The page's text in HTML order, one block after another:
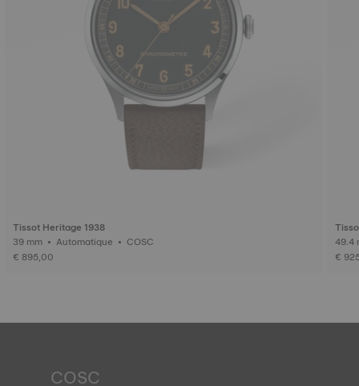
Tissot Heritage 1938
39 mm • Automatique • COSC
€ 895,00
€
COSC